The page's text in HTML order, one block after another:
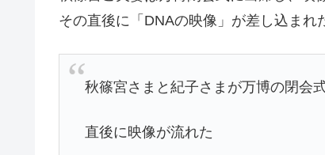
その直後に「DNAの映像」が差し込まれ
秋篠宮さまと紀子さまが万博の閉会
直後に映像が流れた